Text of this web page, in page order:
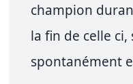
champion
la fin de celle
spontanément